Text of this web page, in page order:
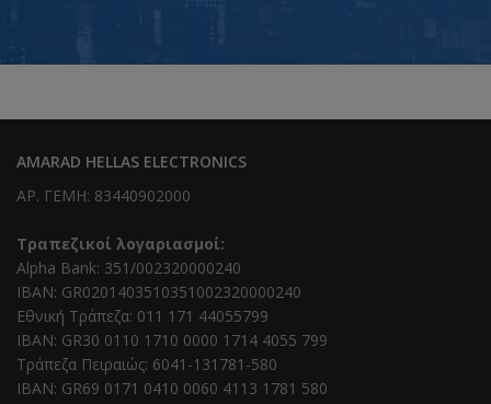
AMARAD HELLAS ELECTRONICS
ΑΡ. ΓΕΜΗ: 83440902000
Τραπεζικοί λογαριασμοί:
Alpha Bank: 351/002320000240
IBAN: GR0201403510351002320000240
Εθνική Τράπεζα: 011 171 44055799
IBAN: GR30 0110 1710 0000 1714 4055 799
Τράπεζα Πειραιώς: 6041-131781-580
IBAN: GR69 0171 0410 0060 4113 1781 580